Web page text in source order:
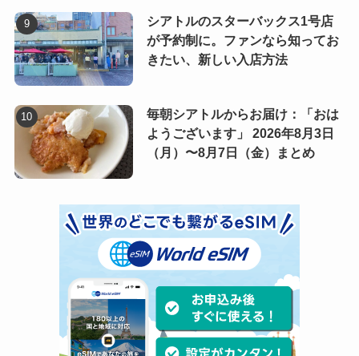
シアトルのスターバックス1号店
が予約制に。ファンなら知ってお
きたい、新しい入店方法
毎朝シアトルからお届け：「おは
ようございます」 2026年8月3日
（月）〜8月7日（金）まとめ